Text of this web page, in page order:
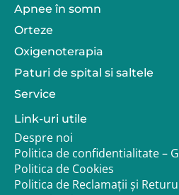
Apnee în somn
Orteze
Oxigenoterapia
Paturi de spital si saltele
Service
Link-uri utile
Despre noi
Politica de confidentialitate –
Politica de Cookies
Politica de Reclamații și